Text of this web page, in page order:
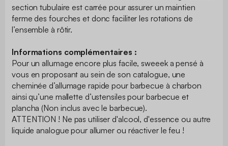
section tubulaire est carrée pour assurer un maintien
ferme des fourches et donc faciliter les rotations de
l’ensemble à rôtir.
Informations complémentaires :
Pour un allumage encore plus facile, sweeek a pensé à
vous en proposant au sein de son catalogue, une
cheminée d’allumage rapide pour barbecue à charbon
ainsi qu’une mallette d’ustensiles pour barbecue et
plancha (Non inclus avec le barbecue).
ATTENTION ! Ne pas utiliser d'alcool, d'essence ou autre
liquide analogue pour allumer ou réactiver le feu !